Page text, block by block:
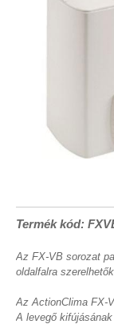
Termék kód:
Az FX-VB sorozat
oldalfalra
Az ActionClima FX-
A levegő